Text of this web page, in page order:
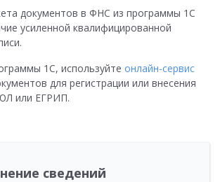
документов в ФНС из программы 1С
усиленной квалифицированной
1С, используйте онлайн-сервис
для регистрации или внесения
или ЕГРИП.
сведений